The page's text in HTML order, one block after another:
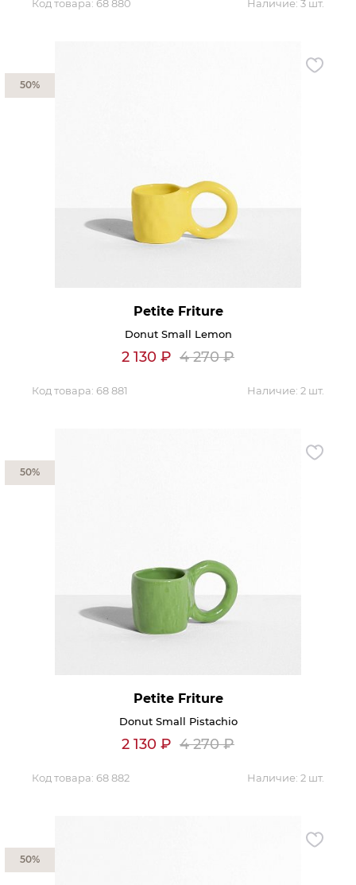
Код товара: 68 880 Наличие: 3 шт.
Petite Friture
Donut Small Lemon
2 130 ₽ 4 270₽
Код товара: 68 881 Наличие: 2 шт.
50%
Petite Friture
Donut Small Pistachio
2 130 ₽ 4 270₽
Код товара: 68 882 Наличие: 2 шт.
50%
50%